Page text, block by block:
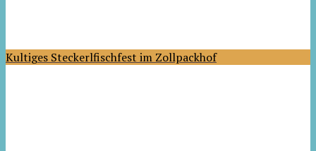
Kultiges Steckerlfischfest im Zollpackhof